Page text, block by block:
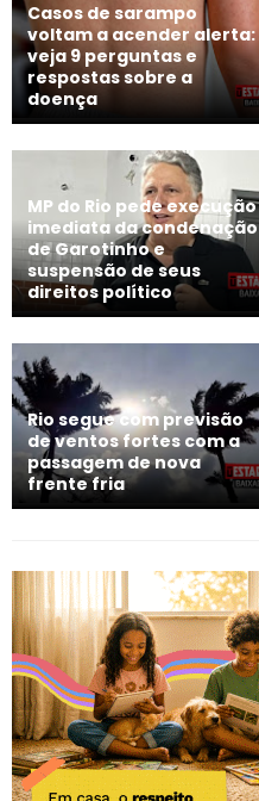
Casos de sarampo
voltam a acender alerta:
veja 9 perguntas e
respostas sobre a
doença
MP do Rio pede execução
imediata da condenação
de Garotinho e
suspensão de seus
direitos político
Rio segue com previsão
de ventos fortes com a
passagem de nova
frente fria